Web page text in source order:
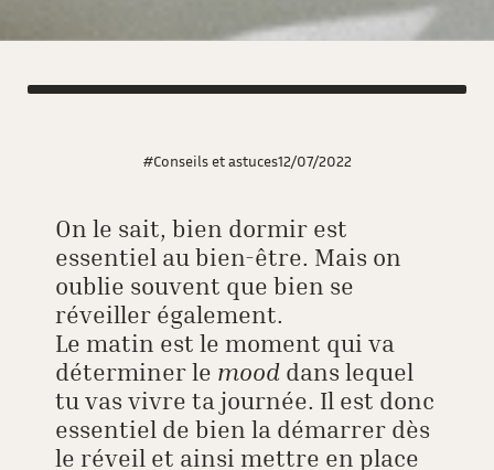
#Conseils et astuces12/07/2022
On le sait, bien dormir est
essentiel au bien-être. Mais on
oublie souvent que bien se
réveiller également.
Le matin est le moment qui va
déterminer le mood dans lequel
tu vas vivre ta journée. Il est donc
essentiel de bien la démarrer dès
le réveil et ainsi mettre en place